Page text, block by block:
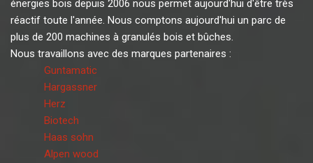
énergies bois depuis 2006 nous permet aujourd'hui d'être très
réactif toute l'année. Nous comptons aujourd'hui un parc de
plus de 200 machines à granulés bois et bûches.
Nous travaillons avec des marques partenaires :
Guntamatic
Hargassner
Herz
Biotech
Haas sohn
Alpen wood